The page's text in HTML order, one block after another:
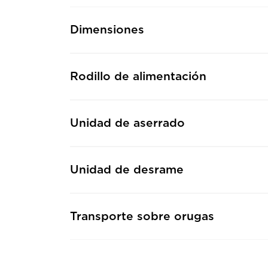
Dimensiones
Rodillo de alimentación
Unidad de aserrado
Unidad de desrame
Transporte sobre orugas